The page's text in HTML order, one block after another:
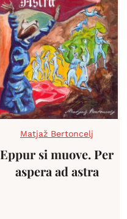
Matjaž Bertoncelj
Eppur si muove. Per
aspera ad astra